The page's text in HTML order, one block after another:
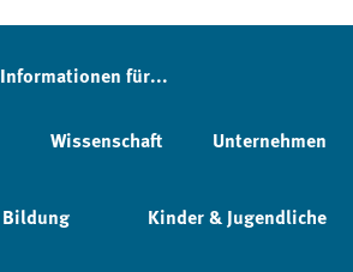
Informationen für...
Wissenschaft Unternehmen
Bildung Kinder & Jugendliche